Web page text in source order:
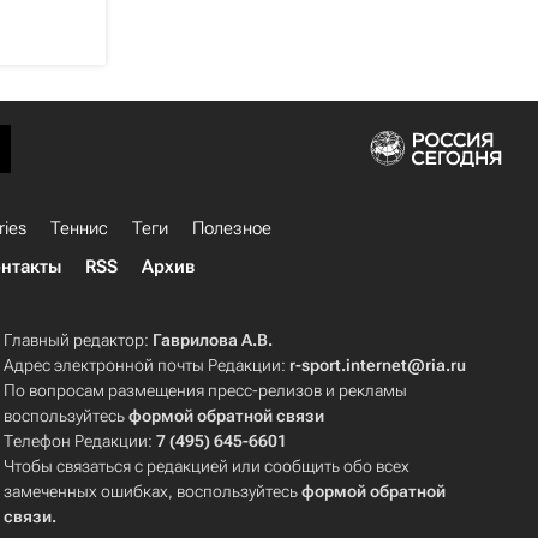
Теннис Теги
Полезное
RSS Архив
Главный редактор: Гаврилова А.В.
Адрес электронной почты Редакции: r-sport.internet@ria.ru
По вопросам размещения пресс-релизов и рекламы
воспользуйтесьформой обратной связи
Телефон Редакции:7 (495) 645-6601
Чтобы связаться с редакцией или сообщить обо всех
замеченных ошибках, воспользуйтесьформой обратной
связи.